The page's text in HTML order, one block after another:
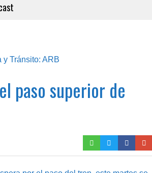
paso superior de